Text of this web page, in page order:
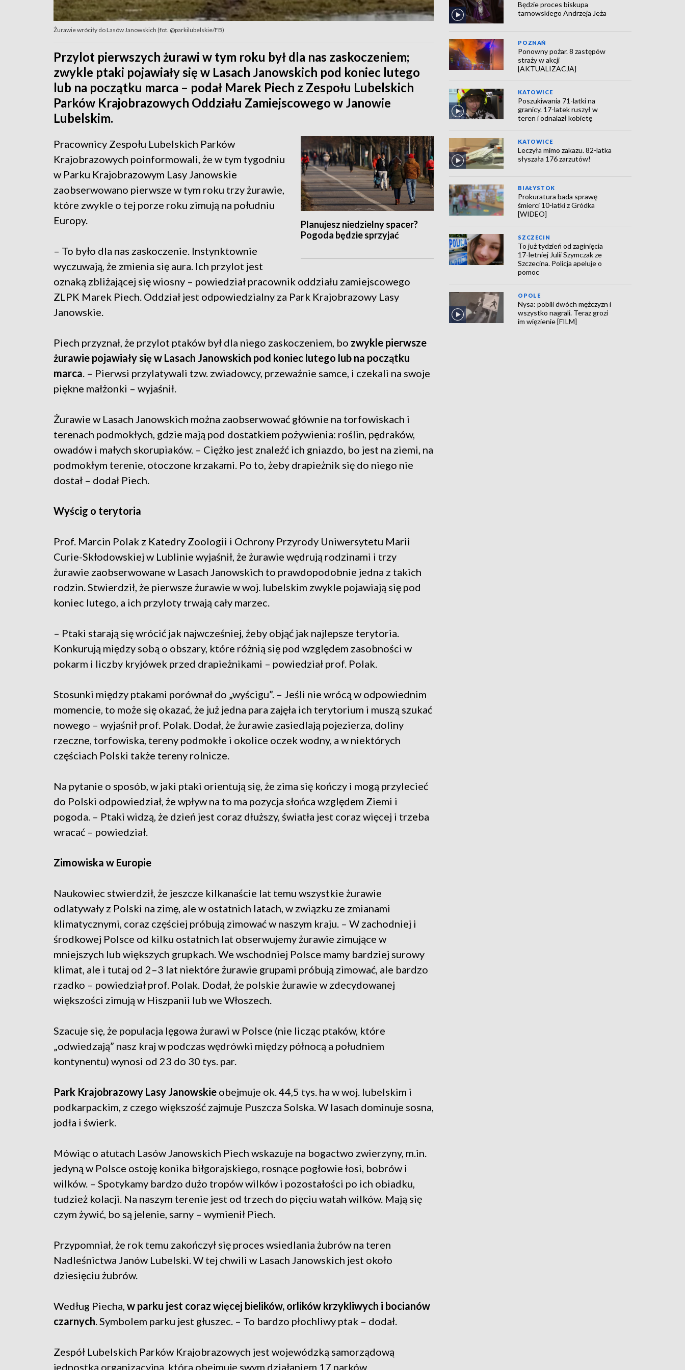
Żurawie wróciły do Lasów Janowskich (fot. @parkilubelskie/FB)
Przylot pierwszych żurawi w tym roku był dla nas zaskoczeniem;
zwykle ptaki pojawiały się w Lasach Janowskich pod koniec lutego
lub na początku marca – podał Marek Piech z Zespołu Lubelskich
Parków Krajobrazowych Oddziału Zamiejscowego w Janowie
Lubelskim.
Planujesz niedzielny spacer?
Pogoda będzie sprzyjać
Pracownicy Zespołu Lubelskich Parków
Krajobrazowych poinformowali, że w tym tygodniu
w Parku Krajobrazowym Lasy Janowskie
zaobserwowano pierwsze w tym roku trzy żurawie,
które zwykle o tej porze roku zimują na południu
Europy.
– To było dla nas zaskoczenie. Instynktownie
wyczuwają, że zmienia się aura. Ich przylot jest
oznaką zbliżającej się wiosny – powiedział pracownik oddziału zamiejscowego
ZLPK Marek Piech. Oddział jest odpowiedzialny za Park Krajobrazowy Lasy
Janowskie.
Piech przyznał, że przylot ptaków był dla niego zaskoczeniem, bo zwykle pierwsze
żurawie pojawiały się w Lasach Janowskich pod koniec lutego lub na początku
marca. – Pierwsi przylatywali tzw. zwiadowcy, przeważnie samce, i czekali na swoje
piękne małżonki – wyjaśnił.
Żurawie w Lasach Janowskich można zaobserwować głównie na torfowiskach i
terenach podmokłych, gdzie mają pod dostatkiem pożywienia: roślin, pędraków,
owadów i małych skorupiaków. – Ciężko jest znaleźć ich gniazdo, bo jest na ziemi, na
podmokłym terenie, otoczone krzakami. Po to, żeby drapieżnik się do niego nie
dostał – dodał Piech.
Wyścig o terytoria
Prof. Marcin Polak z Katedry Zoologii i Ochrony Przyrody Uniwersytetu Marii
Curie-Skłodowskiej w Lublinie wyjaśnił, że żurawie wędrują rodzinami i trzy
żurawie zaobserwowane w Lasach Janowskich to prawdopodobnie jedna z takich
rodzin. Stwierdził, że pierwsze żurawie w woj. lubelskim zwykle pojawiają się pod
koniec lutego, a ich przyloty trwają cały marzec.
– Ptaki starają się wrócić jak najwcześniej, żeby objąć jak najlepsze terytoria.
Konkurują między sobą o obszary, które różnią się pod względem zasobności w
pokarm i liczby kryjówek przed drapieżnikami – powiedział prof. Polak.
Stosunki między ptakami porównał do „wyścigu”. – Jeśli nie wrócą w odpowiednim
momencie, to może się okazać, że już jedna para zajęła ich terytorium i muszą szukać
nowego – wyjaśnił prof. Polak. Dodał, że żurawie zasiedlają pojezierza, doliny
rzeczne, torfowiska, tereny podmokłe i okolice oczek wodny, a w niektórych
częściach Polski także tereny rolnicze.
Na pytanie o sposób, w jaki ptaki orientują się, że zima się kończy i mogą przylecieć
do Polski odpowiedział, że wpływ na to ma pozycja słońca względem Ziemi i
pogoda. – Ptaki widzą, że dzień jest coraz dłuższy, światła jest coraz więcej i trzeba
wracać – powiedział.
Zimowiska w Europie
Naukowiec stwierdził, że jeszcze kilkanaście lat temu wszystkie żurawie
odlatywały z Polski na zimę, ale w ostatnich latach, w związku ze zmianami
klimatycznymi, coraz częściej próbują zimować w naszym kraju. – W zachodniej i
środkowej Polsce od kilku ostatnich lat obserwujemy żurawie zimujące w
mniejszych lub większych grupkach. We wschodniej Polsce mamy bardziej surowy
klimat, ale i tutaj od 2–3 lat niektóre żurawie grupami próbują zimować, ale bardzo
rzadko – powiedział prof. Polak. Dodał, że polskie żurawie w zdecydowanej
większości zimują w Hiszpanii lub we Włoszech.
Szacuje się, że populacja lęgowa żurawi w Polsce (nie licząc ptaków, które
„odwiedzają” nasz kraj w podczas wędrówki między północą a południem
kontynentu) wynosi od 23 do 30 tys. par.
Park Krajobrazowy Lasy Janowskie obejmuje ok. 44,5 tys. ha w woj. lubelskim i
podkarpackim, z czego większość zajmuje Puszcza Solska. W lasach dominuje sosna,
jodła i świerk.
Mówiąc o atutach Lasów Janowskich Piech wskazuje na bogactwo zwierzyny, m.in.
jedyną w Polsce ostoję konika biłgorajskiego, rosnące pogłowie łosi, bobrów i
wilków. – Spotykamy bardzo dużo tropów wilków i pozostałości po ich obiadku,
tudzież kolacji. Na naszym terenie jest od trzech do pięciu watah wilków. Mają się
czym żywić, bo są jelenie, sarny – wymienił Piech.
Przypomniał, że rok temu zakończył się proces wsiedlania żubrów na teren
Nadleśnictwa Janów Lubelski. W tej chwili w Lasach Janowskich jest około
dziesięciu żubrów.
Według Piecha, w parku jest coraz więcej bielików, orlików krzykliwych i bocianów
czarnych. Symbolem parku jest głuszec. – To bardzo płochliwy ptak – dodał.
Zespół Lubelskich Parków Krajobrazowych jest wojewódzką samorządową
jednostką organizacyjną, która obejmuje swym działaniem 17 parków
Będzie proces biskupa
tarnowskiego Andrzeja Jeża
POZNAŃ
Ponowny pożar. 8 zastępów
straży w akcji
[AKTUALIZACJA]
KATOWICE
Poszukiwania 71-latki na
granicy. 17-latek ruszył w
teren i odnalazł kobietę
KATOWICE
Leczyła mimo zakazu. 82-latka
słyszała 176 zarzutów!
BIAŁYSTOK
Prokuratura bada sprawę
śmierci 10-latki z Gródka
[WIDEO]
SZCZECIN
To już tydzień od zaginięcia
17-letniej Julii Szymczak ze
Szczecina. Policja apeluje o
pomoc
OPOLE
Nysa: pobili dwóch mężczyzn i
wszystko nagrali. Teraz grozi
im więzienie [FILM]